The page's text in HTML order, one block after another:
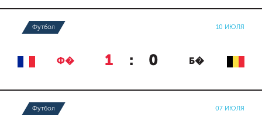
Футбол 10 ИЮЛЯ
Ф� 1 : 0 Б�
Футбол 07 ИЮЛЯ